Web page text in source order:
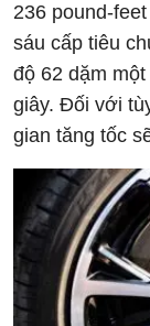
236 pound-
sáu cấp tiêu
độ 62 dặm
giây. Đối với
gian tăng tốc